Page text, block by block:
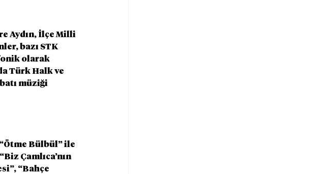
Aydın, İlçe Milli
bazı STK
olarak
Türk Halk ve
müziği
Bülbül” ile
Çamlıca’nın
“Bahçe